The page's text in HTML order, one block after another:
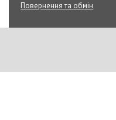
Повернення та обмін